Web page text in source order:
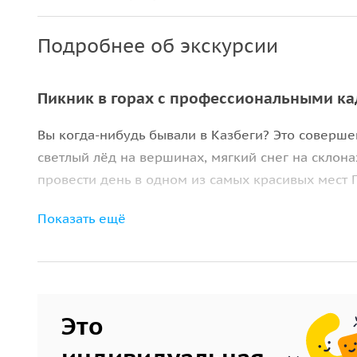
Подробнее об экскурсии
Пикник в горах с профессиональными
Вы когда-нибудь бывали в Казбеги? Это
светлый лёд на вершинах, мягкий снег на
провести день в одном из самых красивых мест
Мы подстроимся под сезон и погоду: возьмём с
я, как профессиональный фотограф, сниму для
Что вас ожидает
Показать ещё
Это